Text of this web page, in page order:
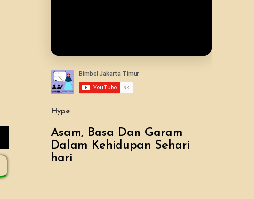
Hype
Asam, Basa Dan Garam
Dalam Kehidupan Sehari
hari